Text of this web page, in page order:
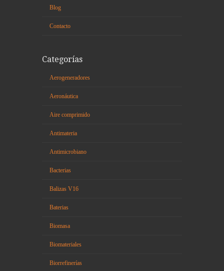
Blog
Contacto
Categorías
Aerogeneradores
Aeronáutica
Aire comprimido
Antimateria
Antimicrobiano
Bacterias
Balizas V16
Baterias
Biomasa
Biomateriales
Biorrefinerías